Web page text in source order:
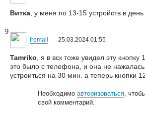
Витка , у меня по 13-15 устройств в день
9
fremail 25.03.2024 01:55
Tamriko , я в вск тоже увидел эту
это было с телефона, и она не
устроиться на 30 мин. а теперь кнопки
Необходимоавторизоваться,
свой комментарий.